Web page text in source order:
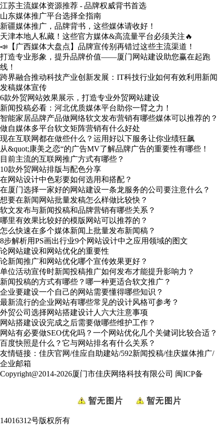
江苏主流媒体资源推荐 - 品牌权威背书首选
山东媒体推广平台选择全指南
新疆媒体推广，品牌背书，这些媒体请收好！
天津本地人私藏！这些官方媒体&高流量平台必须关注🔥
📣【广西媒体大盘点】品牌宣传别再错过这些主流渠道！
打造专业形象，提升品牌价值——厦门网站建设助您赢在起跑
线！
跨界融合推动科技产业创新发展：IT科技行业如何有效利用新闻
发稿媒体宣传
6款外贸网站效果展示，打造专业外贸网站建设
新闻投稿必看：河北优质媒体平台助你一臂之力！
智能家居品牌产品做网络软文发布营销有哪些媒体可以推荐的？
做自媒体多平台软文矩阵营销有什么好处
现在互联网都在做些什么？运用好以下服务让你业绩狂飙
从&quot;康美之恋“的广告MV了解品牌广告的重要性有哪些！
目前主流的互联网推广方式有哪些？
10款外贸网站排版与配色分享
在网站设计中色彩要如何选用和搭配？
在厦门选择一家好的网站建设一条龙服务的公司要注意什么？
想要在新闻网站批量发稿怎么样做比较快？
软文发布与新闻投稿和品牌营销有哪些关系？
哪里有效果比较好的模版网站可以推荐的？
怎么快速在多个媒体新闻上批量发布新闻稿？
8步解析用PS画出行业9个网站设计中之应用领域的图文
论网站建设和网站优化的重要性
论新闻推广和网站优化哪个宣传效果更好？
单位活动宣传时新闻投稿推广如何发布才能提升影响力？
新闻投稿的方式有哪些？哪一种更适合软文推广？
企业要建设一个自己的网站需要懂得哪些知识？
最新流行的企业网站有哪些常见的设计风格可参考？
外贸公司选择网站搭建设计人六大注意事项
网站搭建设设完成之后需要做哪些维护工作？
网站有必要做SEO优化吗？一个网站优化几个关健词比较合适？
百度快照是什么？它与网站排名有什么关系？
友情链接： 佳庆官网/佳应自助建站/592新闻投稿/佳庆媒体推广/
企业邮箱
Copyright@2014-2026厦门市佳庆网络科技有限公司 闽ICP备
14016312号版权所有